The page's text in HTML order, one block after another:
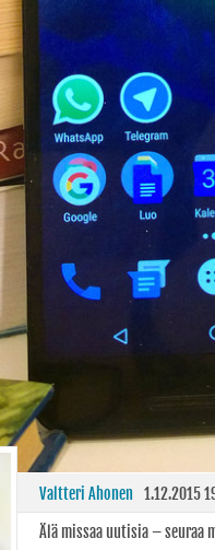
Valtteri Ahonen 1.12.2015
Älä missaa uutisia – seuraa